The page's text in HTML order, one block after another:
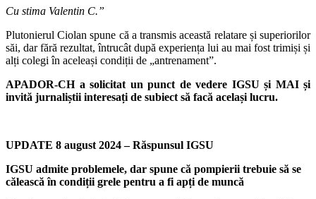
Cu stima Valentin C.”
Plutonierul Ciolan spune că a transmis această relatare și superiorilor
săi, dar fără rezultat, întrucât după experiența lui au mai fost trimiși și
alți colegi în aceleași condiții de „antrenament”.
APADOR-CH a solicitat un punct de vedere IGSU și MAI și
invită jurnaliștii interesați de subiect să facă același lucru.
UPDATE 8 august 2024 – Răspunsul IGSU
IGSU admite problemele, dar spune că pompierii trebuie să se
călească în condiții grele pentru a fi apți de muncă